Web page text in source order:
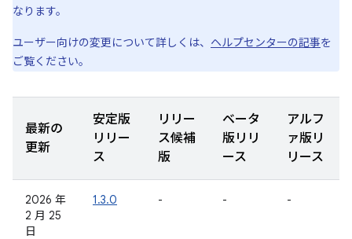
なります。
ユーザー向けの変更について詳しくは、 ヘルプセンターの記事を
ご覧ください。
最新の
更新
安定版
リリー
ス
リリー
ス候補
版
ベータ
版リリ
ース
アルフ
ァ版リ
リース
2026 年
2 月 25
日
1.3.0 - - -